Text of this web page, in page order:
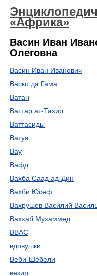
«Африка»
Васин Иван
Олеговна
Васин Иван Иванович
Васко да Гама
Ватан
Ваттар ат-Тахир
Ваттасиды
Ватуа
Вау
Вафд
Вахба Саад ад-Дин
Вахби Юсеф
Вахрушев Василий
Ваххаб Мухаммед
ВВАС
вдовушки
Веби-Шебели
везир